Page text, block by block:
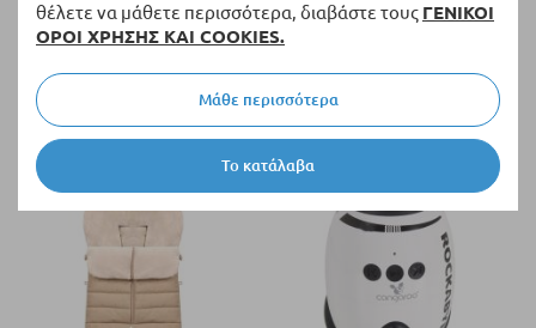
θέλετε να μάθετε περισσότερα, διαβάστε τους ΓΕΝΙΚΟΙ
ΟΡΟΙ ΧΡΗΣΗΣ ΚΑΙ COOKIES.
Το κατάλαβα
Μάθε περισσότερα
Διαθέσιμο
Τσάντα βρεφικών αξεσουάρ
Bimbidreams NIZA με
αλλαξιέρα.
42,95 €
Διαθέσιμο
Σετ σεντόνια για καρότσι
μωρού Bimbidreams BUNNY, 3
τεμαχίων, 40 x 80 εκατοστών.